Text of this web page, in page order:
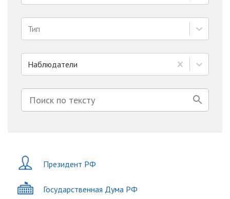
Тип
Наблюдатели
Президент РФ
Государственная Дума РФ